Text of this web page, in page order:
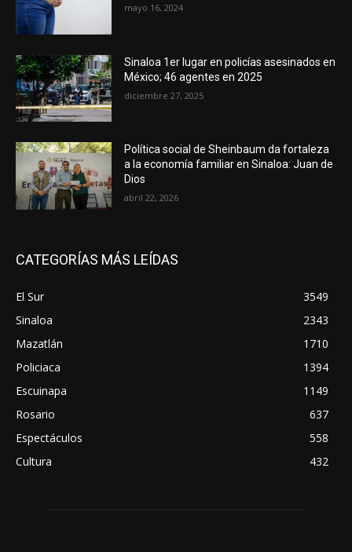
mayo 16, 2024
Sinaloa 1er lugar en policías asesinados en
México; 46 agentes en 2025
diciembre 27, 2025
Política social de Sheinbaum da fortaleza
a la economía familiar en Sinaloa: Juan de
Dios
abril 22, 2026
CATEGORÍAS MÁS LEÍDAS
El Sur
3549
Sinaloa
2343
Mazatlán
1710
Policiaca
1394
Escuinapa
1149
Rosario
637
Espectáculos
558
Cultura
432